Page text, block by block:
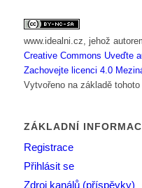
www.idealni.cz , jehož
Creative Commons Uveďte
Zachovejte licenci 4.0
Vytvořeno na základě tohoto
ZÁKLADNÍ
Registrace
Přihlásit se
Zdroj kanálů (příspěvky)